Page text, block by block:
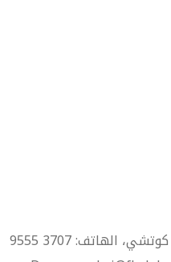
الموظف المسؤول: مدير المحطة، كوتشي، الهاتف: 3707 9555